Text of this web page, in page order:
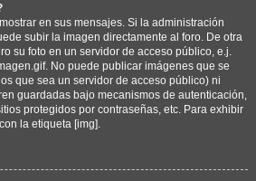
en sus mensajes. Si la administración
subir la imagen directamente al foro. De otra
su foto en un servidor de acceso público, e.j.
No puede publicar imágenes que se
que sea un servidor de acceso público) ni
guardadas bajo mecanismos de autenticación,
protegidos por contraseñas, etc. Para exhibir
la etiqueta [img].